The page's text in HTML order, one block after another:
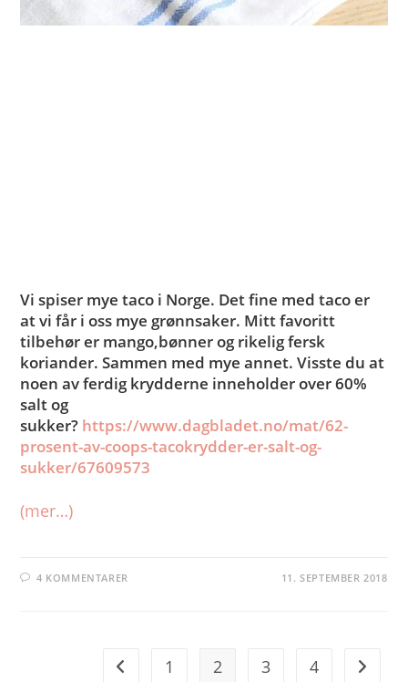
Vi spiser mye taco i Norge. Det fine med taco er
at vi får i oss mye grønnsaker. Mitt favoritt
tilbehør er mango,bønner og rikelig fersk
koriander. Sammen med mye annet. Visste du at
noen av ferdig krydderne inneholder over 60%
salt og
sukker? https://www.dagbladet.no/mat/62-
prosent-av-coops-tacokrydder-er-salt-og-
sukker/67609573
(mer…)
4 KOMMENTARER 11. SEPTEMBER 2018
Go to the previous page
1 2 3 4 Go to